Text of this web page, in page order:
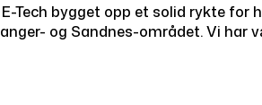
Tech bygget opp et solid rykte
og Sandnes-området. Vi har